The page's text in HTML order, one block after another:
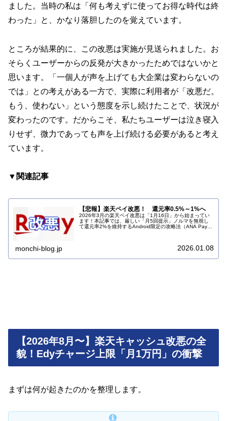
ました。当時の私は「何も考えずに使ってお得な時代は終
わった」と、かなり落胆したのを覚えています。
ところが結果的に、この改悪は実施が見送られました。お
そらくユーザーからの反発が大きかったためではないかと
思います。「一個人が声を上げても大企業は変わらないの
では」との考えがある一方で、実際に利用者が「改悪だ。
もう、使わない」という態度を示し続けたことで、状況が
変わったのです。だからこそ、私たちユーザーは泣き寝入
りせず、微力であっても声を上げ続ける必要があると考え
ています。
▼関連記事
【悲報】楽天ペイ改悪！ 還元率0.5%～1%へ
2026年3月の楽天ペイ改悪は「1月16日」から始まってい
ます！本記事では、厳しい「月5回提示」ノルマを無視し
て還元率2%を維持するAndroid限定の攻略法（ANA Payル
monchi-blog.jp 2026.01.08
【2026年8月〜】楽天キャッシュ改悪の全
貌！Edyチャージ上限「月1万円」の衝撃
まずは何が起きたのかを整理します。